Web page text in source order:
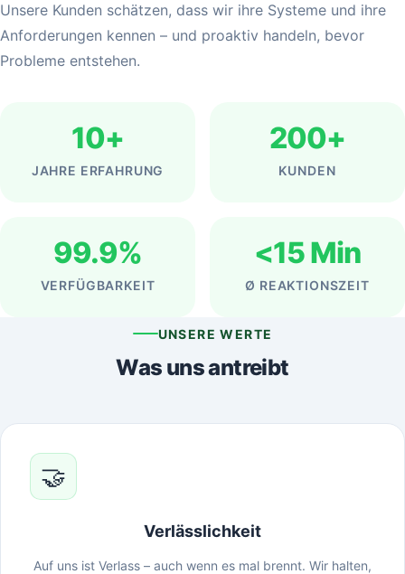
Unsere Kunden schätzen, dass wir ihre Systeme und ihre
Anforderungen kennen – und proaktiv handeln, bevor
Probleme entstehen.
10+
JAHRE ERFAHRUNG
200+
KUNDEN
99.9%
VERFÜGBARKEIT
<15 Min
Ø REAKTIONSZEIT
UNSERE WERTE
Was uns antreibt
🤝
Verlässlichkeit
Auf uns ist Verlass – auch wenn es mal brennt. Wir halten,